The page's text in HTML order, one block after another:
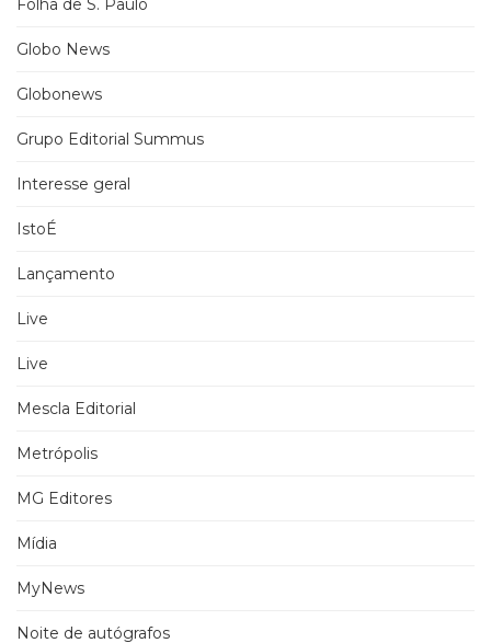
Folha de S. Paulo
Globo News
Globonews
Grupo Editorial Summus
Interesse geral
IstoÉ
Lançamento
Live
Live
Mescla Editorial
Metrópolis
MG Editores
Mídia
MyNews
Noite de autógrafos